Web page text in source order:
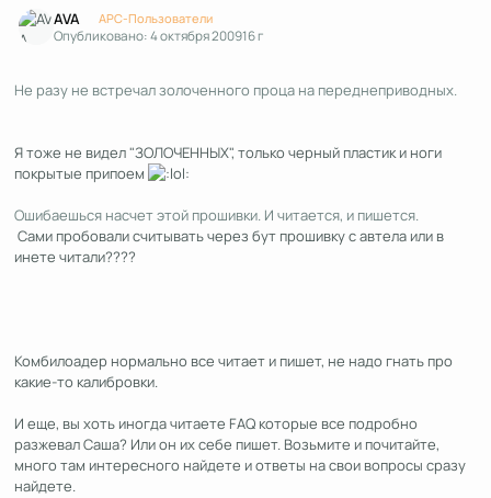
AVA APC-Пользователи
Опубликовано:4 октября 200916 г
Не разу не встречал золоченного проца на переднеприводных.
Я тоже не видел "ЗОЛОЧЕННЫХ", только черный пластик и ноги
покрытые припоем
Ошибаешься насчет этой прошивки. И читается, и пишется.
Сами пробовали считывать через бут прошивку с автела или в
инете читали????
Комбилоадер нормально все читает и пишет, не надо гнать про
какие-то калибровки.
И еще, вы хоть иногда читаете FAQ которые все подробно
разжевал Саша? Или он их себе пишет. Возьмите и почитайте,
много там интересного найдете и ответы на свои вопросы сразу
найдете.